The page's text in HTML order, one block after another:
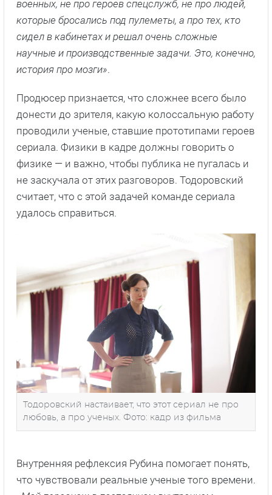
военных, не про героев спецслужб, не про людей,
которые бросались под пулеметы, а про тех, кто
сидел в кабинетах и решал очень сложные
научные и производственные задачи. Это, конечно,
история про мозги».
Продюсер признается, что сложнее всего было
донести до зрителя, какую колоссальную работу
проводили ученые, ставшие прототипами героев
сериала. Физики в кадре должны говорить о
физике — и важно, чтобы публика не пугалась и
не заскучала от этих разговоров. Тодоровский
считает, что с этой задачей команде сериала
удалось справиться.
Тодоровский настаивает, что этот сериал не про
любовь, а про ученых. Фото: кадр из фильма
Внутренняя рефлексия Рубина помогает понять,
что чувствовали реальные ученые того времени.